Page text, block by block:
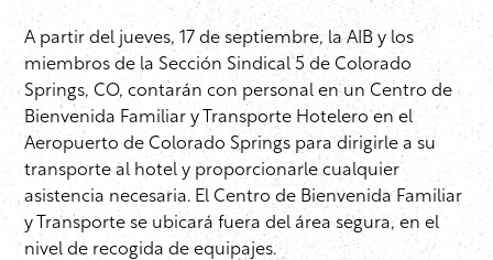
A partir del jueves, 17 de septiembre, la AIB y los
miembros de la Sección Sindical 5 de Colorado
Springs, CO, contarán con personal en un Centro de
Bienvenida Familiar y Transporte Hotelero en el
Aeropuerto de Colorado Springs para dirigirle a su
transporte al hotel y proporcionarle cualquier
asistencia necesaria. El Centro de Bienvenida Familiar
y Transporte se ubicará fuera del área segura, en el
nivel de recogida de equipajes.